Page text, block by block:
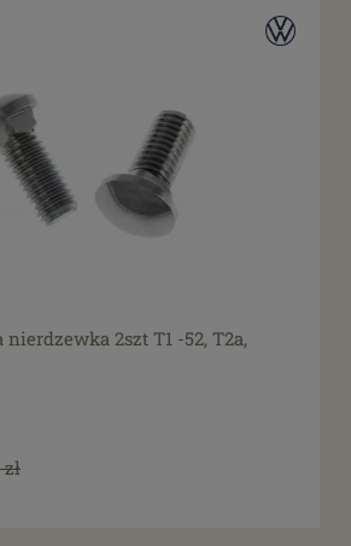
nierdzewka 2szt T1 -52, T2a,